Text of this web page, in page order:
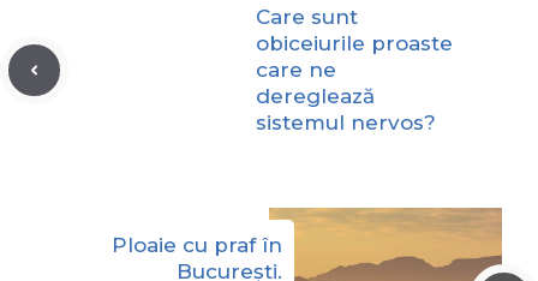
Care sunt
obiceiurile proaste
care ne
dereglează
sistemul nervos?
Ploaie cu praf în
București.